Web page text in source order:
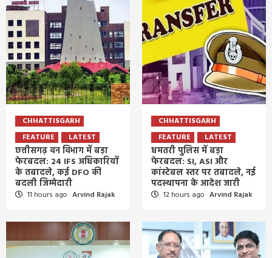
CHHATTISGARH
FEATURE
LATEST
छत्तीसगढ़ वन विभाग में बड़ा
फेरबदल: 24 IFS अधिकारियों
के तबादले, कई DFO की
बदली जिम्मेदारी
11 hours ago Arvind Rajak
CHHATTISGARH
FEATURE
LATEST
धमतरी पुलिस में बड़ा
फेरबदल: SI, ASI और
कांस्टेबल स्तर पर तबादले, नई
पदस्थापना के आदेश जारी
12 hours ago Arvind Rajak